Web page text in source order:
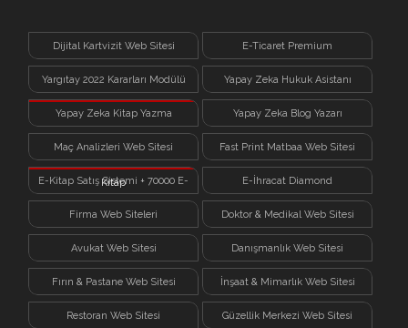
Dijital Kartvizit Web Sitesi E-Ticaret Premium
Yargıtay 2022 Kararları Modülü Yapay Zeka Hukuk Asistanı
Yapay Zeka Kitap Yazma
Sistemi
Yapay Zeka Blog Yazarı
Maç Analizleri Web Sitesi Fast Print Matbaa Web Sitesi
E-Kitap Satış Sistemi + 70000 E-
Kitap
E-İhracat Diamond
Firma Web Siteleri Doktor & Medikal Web Sitesi
Avukat Web Sitesi Danışmanlık Web Sitesi
Fırın & Pastane Web Sitesi İnşaat & Mimarlık Web Sitesi
Restoran Web Sitesi Güzellik Merkezi Web Sitesi